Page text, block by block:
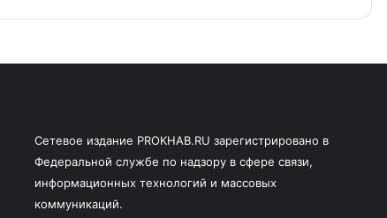
Сетевое издание PROKHAB.RU зарегистрировано в
Федеральной службе по надзору в сфере связи,
информационных технологий и массовых
коммуникаций.